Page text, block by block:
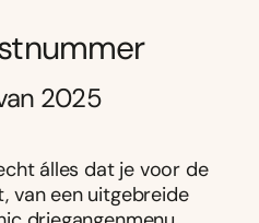
2025
álles dat je voor de
van een uitgebreide